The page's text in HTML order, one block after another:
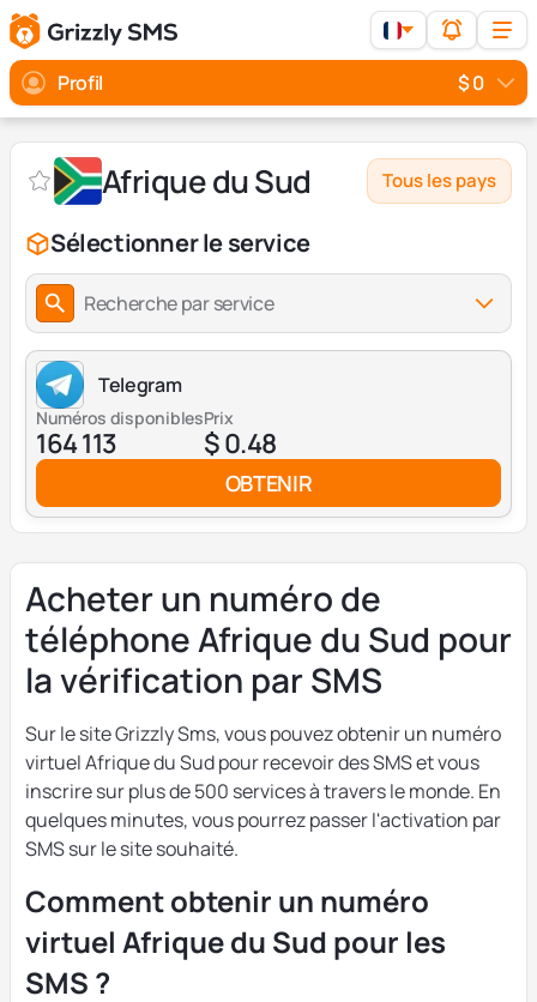
Profil $ 0
Afrique du Sud Tous les pays
Sélectionner le service
Recherche par service
Telegram
Numéros disponibles
164 113
Prix
$ 0.48
OBTENIR
Acheter un numéro de
téléphone Afrique du Sud pour
la vérification par SMS
Sur le site Grizzly Sms, vous pouvez obtenir un numéro
virtuel Afrique du Sud pour recevoir des SMS et vous
inscrire sur plus de 500 services à travers le monde. En
quelques minutes, vous pourrez passer l'activation par
SMS sur le site souhaité.
Comment obtenir un numéro
virtuel Afrique du Sud pour les
SMS ?